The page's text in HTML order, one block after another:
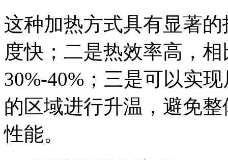
这种加热方式具有显著
度快；二是热效率高，
30%-40%；三是可以实
的区域进行升温，避免
性能。